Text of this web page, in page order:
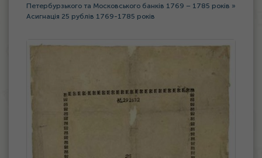
Петербурзького та Московського банків 1769 – 1785 років »
Асигнація 25 рублів 1769-1785 років